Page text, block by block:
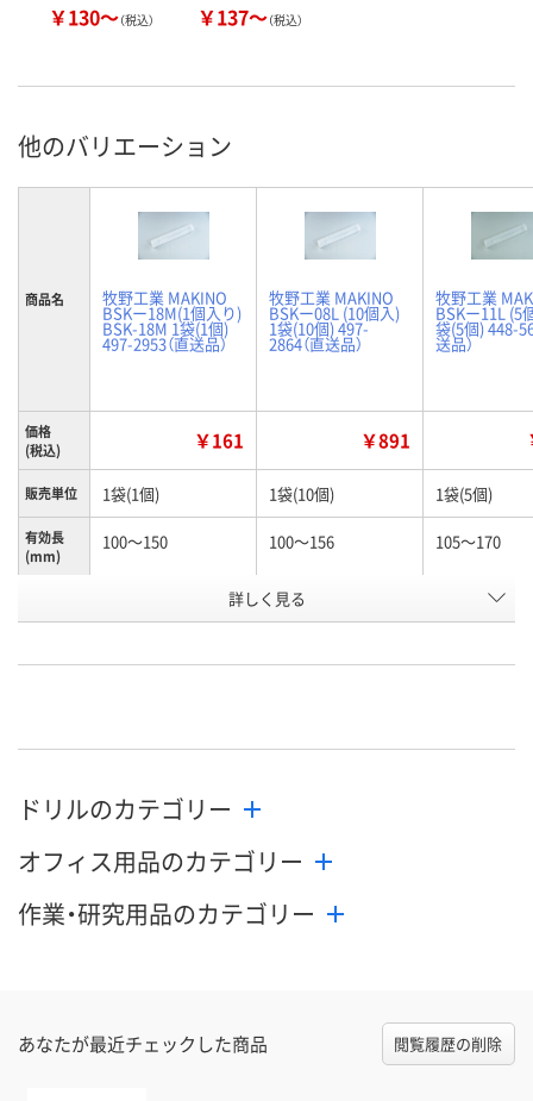
￥130～（税込） ￥137～（税込）
他のバリエーション
商品名 牧野工業 MAKINO
BSKー18M(1個入り)
BSK-18M 1袋(1個)
497-2953（直送品）
牧野工業 MAKINO
BSKー08L (10個入)
1袋(10個) 497-
2864（直送品）
牧野工業
BSKー11L (5
袋(5個) 448-
送品）
価格
(税込)
￥161 ￥891
販売単位 1袋(1個) 1袋(10個) 1袋(5個)
有効長
(mm)
100～150 100～156 105～170
N261156 K960603
カゴへ
詳しく見る
ドリルのカテゴリー
オフィス用品のカテゴリー
作業・研究用品のカテゴリー
あなたが最近チェックした商品 閲覧履歴の削除